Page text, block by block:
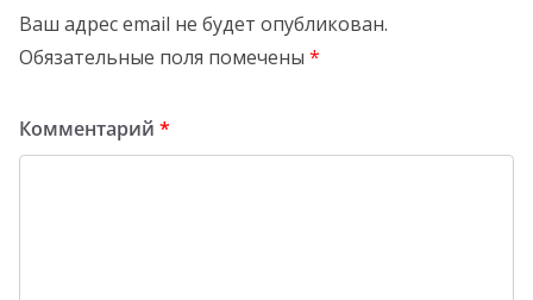
Ваш адрес email не будет опубликован.
Обязательные поля помечены *
Комментарий *